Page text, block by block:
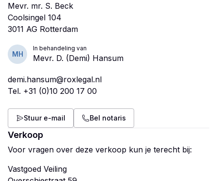
Mevr. mr. S. Beck
Coolsingel 104
MH
In behandeling van
Mevr. D. (Demi) Hansum
demi.hansum@roxlegal.nl
Tel. +31 (0)10 200 17 00
Stuur e-mail Bel notaris
Verkoop
Voor vragen over deze verkoop kun je terecht bij:
Vastgoed Veiling